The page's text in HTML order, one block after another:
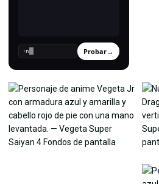
› Probar→